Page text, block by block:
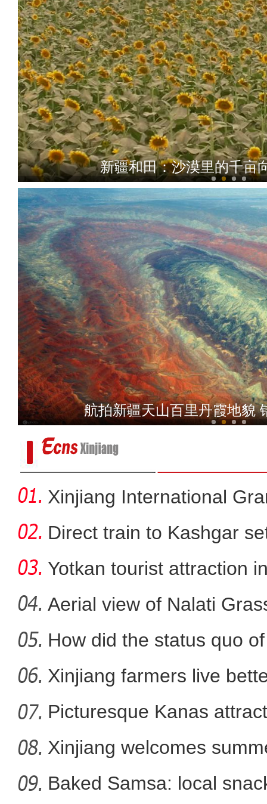
新疆用直升机清运网红“打
新疆呼图壁：葡萄喜丰
夕发朝至 “喀什号”直达特
乌鲁木齐持续推进老旧
Xinjiang International
Direct train to Kashgar
Yotkan tourist attraction
Aerial view of Nalati
How did the status quo
Xinjiang farmers live
Picturesque Kanas
Xinjiang welcomes
Baked Samsa: local